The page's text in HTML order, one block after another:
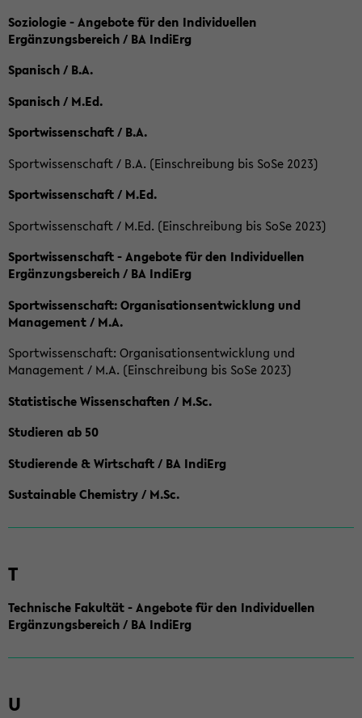
Soziologie - Angebote für den Individuellen
Ergänzungsbereich / BA IndiErg
Spanisch / B.A.
Spanisch / M.Ed.
Sportwissenschaft / B.A.
Sportwissenschaft / B.A. (Einschreibung bis SoSe 2023)
Sportwissenschaft / M.Ed.
Sportwissenschaft / M.Ed. (Einschreibung bis SoSe 2023)
Sportwissenschaft - Angebote für den Individuellen
Ergänzungsbereich / BA IndiErg
Sportwissenschaft: Organisationsentwicklung und
Management / M.A.
Sportwissenschaft: Organisationsentwicklung und
Management / M.A. (Einschreibung bis SoSe 2023)
Statistische Wissenschaften / M.Sc.
Studieren ab 50
Studierende & Wirtschaft / BA IndiErg
Sustainable Chemistry / M.Sc.
T
Technische Fakultät - Angebote für den Individuellen
Ergänzungsbereich / BA IndiErg
U